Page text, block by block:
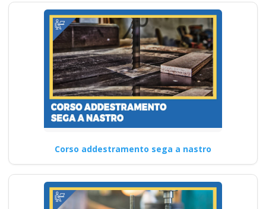
Corso addestramento sega a nastro